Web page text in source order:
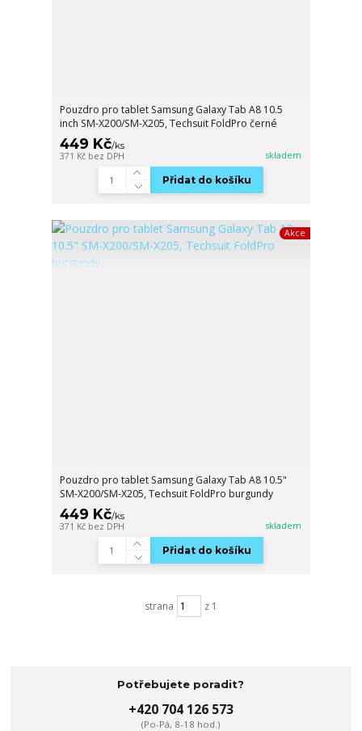
Pouzdro pro tablet Samsung Galaxy Tab A8 10.5
inch SM-X200/SM-X205, Techsuit FoldPro černé
449 Kč/ks
371 Kč bez DPH skladem
Přidat do košíku
Akce
Pouzdro pro tablet Samsung Galaxy Tab A8 10.5"
SM-X200/SM-X205, Techsuit FoldPro burgundy
449 Kč/ks
371 Kč bez DPH skladem
Přidat do košíku
strana z 1
Potřebujete poradit?
+420 704 126 573
(Po-Pá, 8-18 hod.)